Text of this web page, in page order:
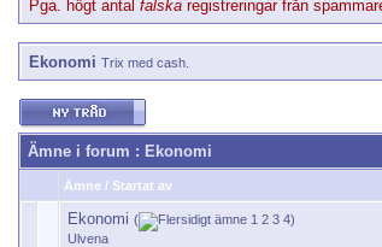
Pga. högt antal falska registreringar från
Ekonomi Trix med cash.
Ämne i forum : Ekonomi
Ämne / Startat av
Ekonomi ( 1 2 3 4)
Ulvena